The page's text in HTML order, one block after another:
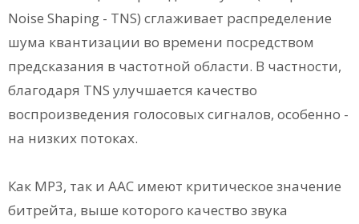
Noise Shaping - TNS) сглаживает распределение
шума квантизации во времени посредством
предсказания в частотной области. В частности,
благодаря TNS улучшается качество
воспроизведения голосовых сигналов, особенно -
на низких потоках.
Как МР3, так и ААС имеют критическое значение
битрейта, выше которого качество звука